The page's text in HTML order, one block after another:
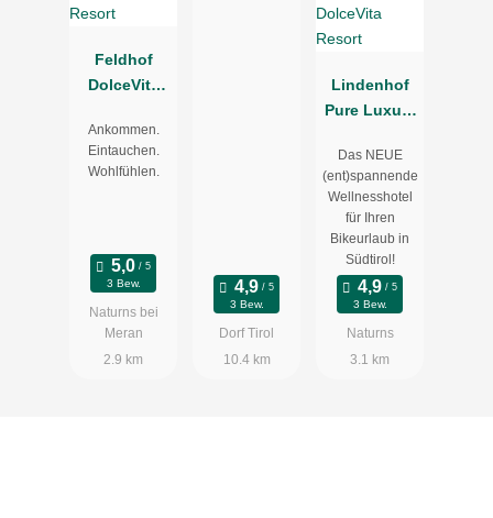
Feldhof
DolceVita
Ankommen.
Eintauchen.
Wohlfühlen.
3 Bew.
Naturns bei
Meran
2.9 km
3 Bew.
Dorf Tirol
10.4 km
Lindenhof
Pure Luxury
DolceVita
Resort
Das NEUE
(ent)spannende
Wellnesshotel
für Ihren
Bikeurlaub in
Südtirol!
3 Bew.
Naturns
3.1 km